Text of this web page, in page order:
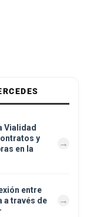
Vialidad
y
en la
entre
a través de